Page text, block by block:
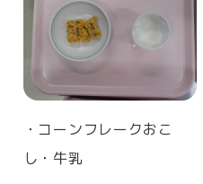
・コーンフレークおこ
し ・牛乳